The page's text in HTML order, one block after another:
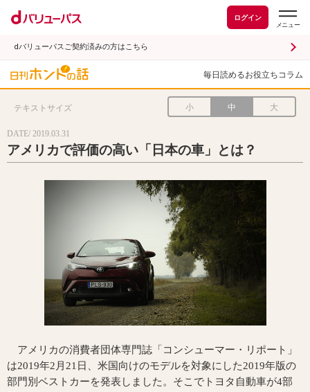
ログイン
dバリューパスご契約済みの方はこちら
毎日読めるお役立ちコラム
テキストサイズ 小 中 大
DATE/ 2019.03.31
アメリカで評価の高い「日本の車」とは？
アメリカの消費者団体専門誌「コンシューマー・リポート」
は2019年2月21日、米国向けのモデルを対象にした2019年版の
部門別ベストカーを発表しました。そこでトヨタ自動車が4部